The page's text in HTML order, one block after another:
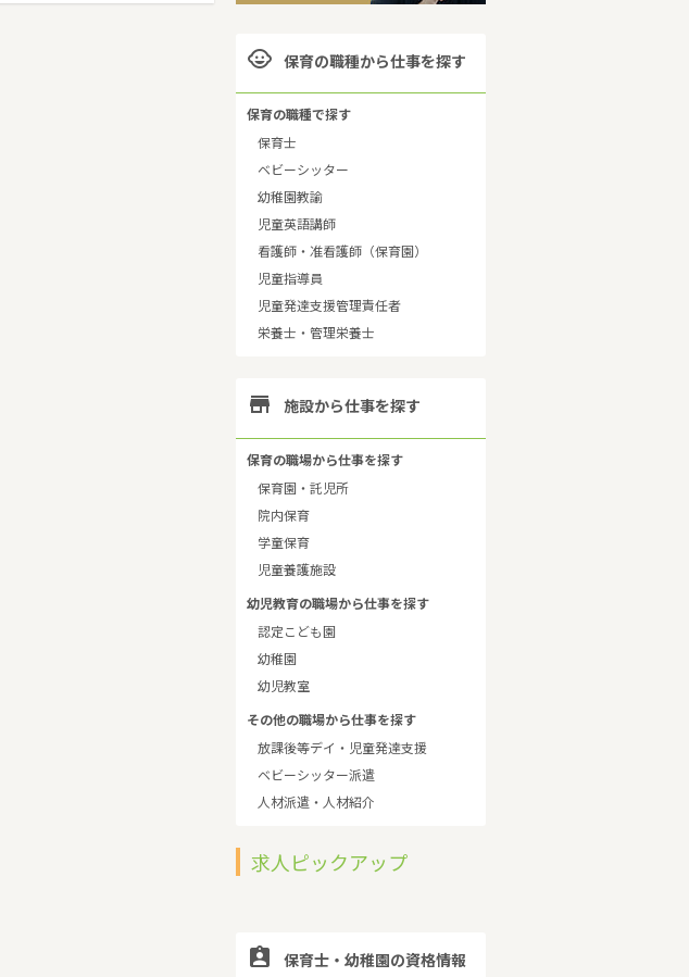
 保育の職種から仕事を探す
保育の職種で探す
保育士
ベビーシッター
幼稚園教諭
児童英語講師
看護師・准看護師（保育園）
児童指導員
児童発達支援管理責任者
栄養士・管理栄養士
 施設から仕事を探す
保育の職場から仕事を探す
保育園・託児所
院内保育
学童保育
児童養護施設
幼児教育の職場から仕事を探す
認定こども園
幼稚園
幼児教室
その他の職場から仕事を探す
放課後等デイ・児童発達支援
ベビーシッター派遣
人材派遣・人材紹介
求人ピックアップ
 保育士・幼稚園の資格情報